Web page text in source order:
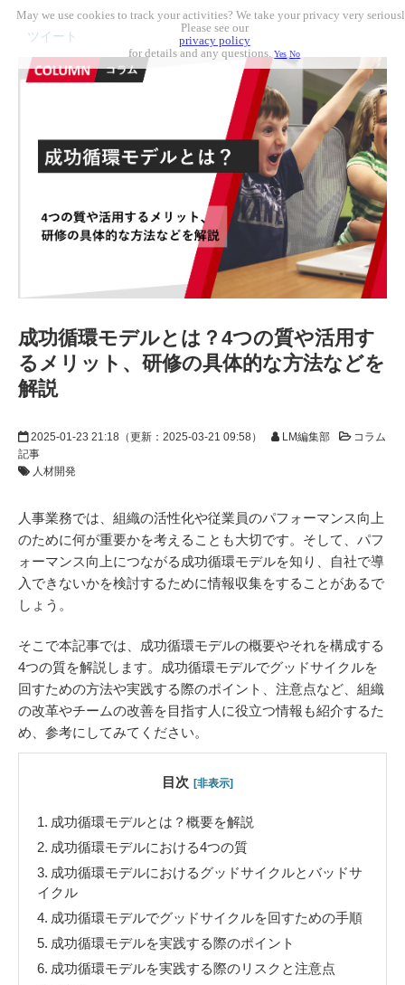
ツイート
成功循環モデルとは？4つの質や活用す
るメリット、研修の具体的な方法などを
解説
2025-01-23 21:18 （更新： 2025-03-21 09:58） LM編集部
コラム
記事
人材開発
人事業務では、組織の活性化や従業員のパフォーマンス向上
のために何が重要かを考えることも大切です。そして、パフ
ォーマンス向上につながる成功循環モデルを知り、自社で導
入できないかを検討するために情報収集をすることがあるで
しょう。
そこで本記事では、成功循環モデルの概要やそれを構成する
4つの質を解説します。成功循環モデルでグッドサイクルを
回すための方法や実践する際のポイント、注意点など、組織
の改革やチームの改善を目指す人に役立つ情報も紹介するた
め、参考にしてみてください。
目次 [非表示]
1. 成功循環モデルとは？概要を解説
2. 成功循環モデルにおける4つの質
3. 成功循環モデルにおけるグッドサイクルとバッドサ
イクル
4. 成功循環モデルでグッドサイクルを回すための手順
5. 成功循環モデルを実践する際のポイント
6. 成功循環モデルを実践する際のリスクと注意点
May we use cookies to track your activities? We take your privacy very
Please see our
privacy policy
for details and any questions.Yes No